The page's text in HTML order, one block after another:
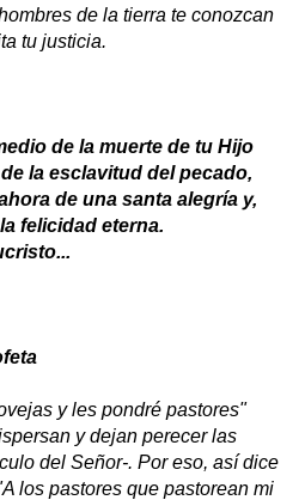
de la tierra te conozcan
tu justicia.
de la muerte de tu Hijo
la esclavitud del pecado,
de una santa alegría y,
felicidad eterna.
y les pondré pastores"
y dejan perecer las
del Señor-. Por eso, así dice
los pastores que pastorean mi